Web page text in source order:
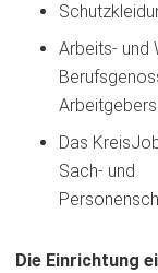
Arbeits- und
Das
Sach- und
Die Einrichtung